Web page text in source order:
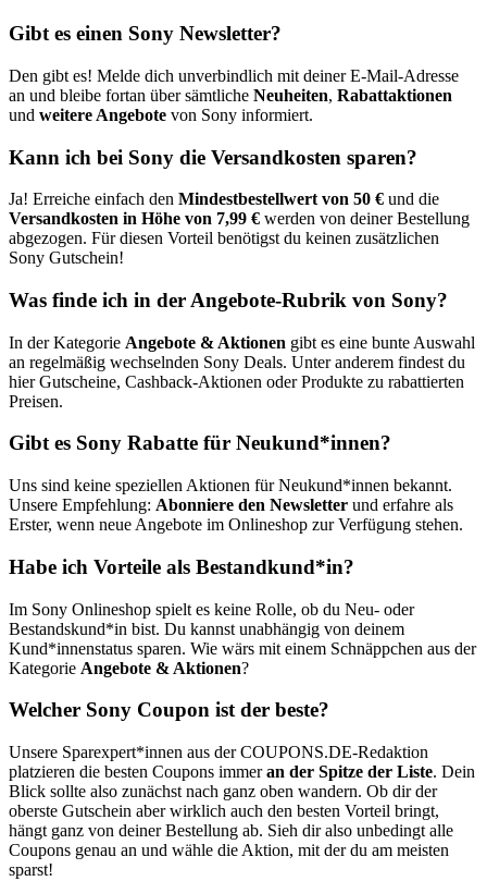
Gibt es einen Sony Newsletter?
Den gibt es! Melde dich unverbindlich mit deiner E-Mail-Adresse
an und bleibe fortan über sämtliche Neuheiten, Rabattaktionen
und weitere Angebote von Sony informiert.
Kann ich bei Sony die Versandkosten sparen?
Ja! Erreiche einfach den Mindestbestellwert von 50 € und die
Versandkosten in Höhe von 7,99 € werden von deiner Bestellung
abgezogen. Für diesen Vorteil benötigst du keinen zusätzlichen
Sony Gutschein!
Was finde ich in der Angebote-Rubrik von Sony?
In der Kategorie Angebote & Aktionen gibt es eine bunte Auswahl
an regelmäßig wechselnden Sony Deals. Unter anderem findest du
hier Gutscheine, Cashback-Aktionen oder Produkte zu rabattierten
Preisen.
Gibt es Sony Rabatte für Neukund*innen?
Uns sind keine speziellen Aktionen für Neukund*innen bekannt.
Unsere Empfehlung: Abonniere den Newsletter und erfahre als
Erster, wenn neue Angebote im Onlineshop zur Verfügung stehen.
Habe ich Vorteile als Bestandkund*in?
Im Sony Onlineshop spielt es keine Rolle, ob du Neu- oder
Bestandskund*in bist. Du kannst unabhängig von deinem
Kund*innenstatus sparen. Wie wärs mit einem Schnäppchen aus der
Kategorie Angebote & Aktionen?
Welcher Sony Coupon ist der beste?
Unsere Sparexpert*innen aus derCOUPONS.DE-Redaktion
platzieren die besten Coupons immeran der Spitze der Liste. Dein
Blick sollte also zunächst nach ganz oben wandern. Ob dir der
oberste Gutschein aber wirklich auch den besten Vorteil bringt,
hängt ganz von deiner Bestellung ab. Sieh dir also unbedingt alle
Coupons genau an und wähle die Aktion, mit der du am meisten
sparst!